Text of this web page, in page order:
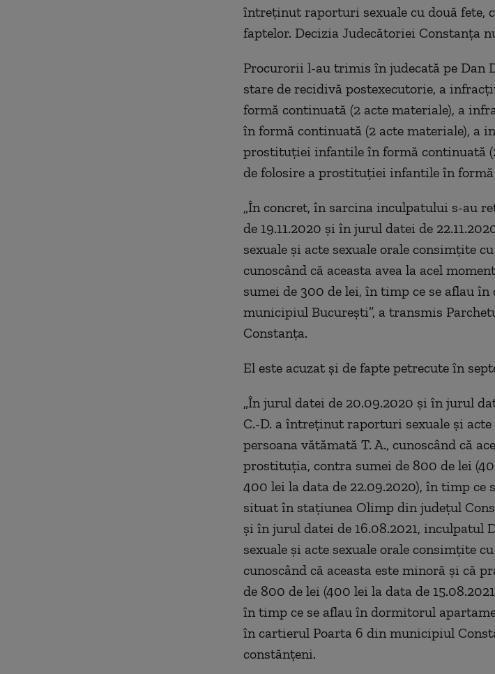
întreţinut raporturi sexuale cu două fete,
faptelor. Decizia Judecătoriei Constanţa
Procurorii l-au trimis în judecată pe Dan
stare de recidivă postexecutorie, a
formă continuată (2 acte materiale), a
în formă continuată (2 acte materiale), a
prostituţiei infantile în formă continuată
de folosire a prostituţiei infantile în
„În concret, în sarcina inculpatului s-au
de 19.11.2020 şi în jurul datei de
sexuale şi acte sexuale orale consimţite
cunoscând că aceasta avea la acel
sumei de 300 de lei, în timp ce se aflau
municipiul Bucureşti”, a transmis
Constanţa.
El este acuzat şi de fapte petrecute în
„În jurul datei de 20.09.2020 şi în jurul
C.-D. a întreţinut raporturi sexuale şi
persoana vătămată T. A., cunoscând că
prostituţia, contra sumei de 800 de lei
400 lei la data de 22.09.2020), în timp ce
situat în staţiunea Olimp din judeţul
şi în jurul datei de 16.08.2021, inculpatul
sexuale şi acte sexuale orale consimţite
cunoscând că aceasta este minoră şi că
de 800 de lei (400 lei la data de
în timp ce se aflau în dormitorul
în cartierul Poarta 6 din municipiul
constănţeni.